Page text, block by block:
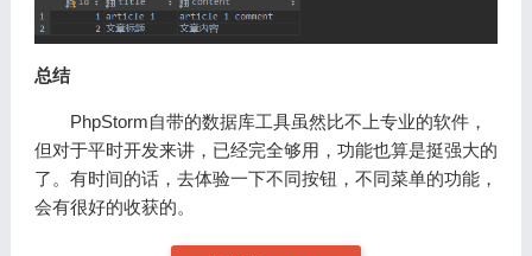
总结
PhpStorm自带的数据库工具虽然比不上专业的软件，
但对于平时开发来讲，已经完全够用，功能也算是挺强大的
了。有时间的话，去体验一下不同按钮，不同菜单的功能，
会有很好的收获的。